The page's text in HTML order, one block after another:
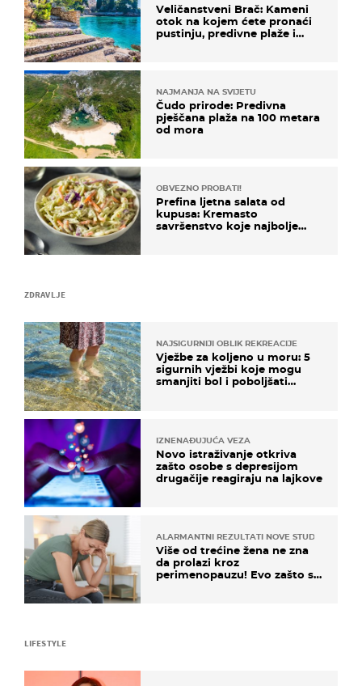
ZDRAVLJE
NAJSIGURNIJI OBLIK REKREACIJE
Vježbe za koljeno u moru: 5
sigurnih vježbi koje mogu
smanjiti bol i poboljšati
IZNENAĐUJUĆA VEZA
Novo istraživanje otkriva
zašto osobe s depresijom
drugačije reagiraju na lajkove
ALARMANTNI REZULTATI NOVE STUDIJE
Više od trećine žena ne zna
da prolazi kroz
perimenopauzu! Evo zašto su
Veličanstveni Brač: Kameni
otok na kojem ćete pronaći
pustinju, predivne plaže i
NAJMANJA NA SVIJETU
Čudo prirode: Predivna
pješčana plaža na 100 metara
od mora
OBVEZNO PROBATI!
Prefina ljetna salata od
kupusa: Kremasto
savršenstvo koje najbolje
LIFESTYLE